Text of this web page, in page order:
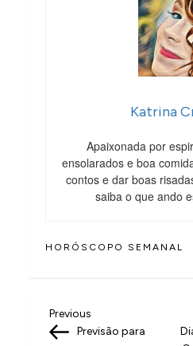
Katrina
Apaixonada por
ensolarados e boa
contos e dar boas
saiba o que ando
HORÓSCOPO SEMANAL
N
Previous
Post
Previous
Previsão para